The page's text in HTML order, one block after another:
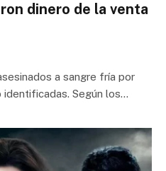
dinero de la venta
a sangre fría por
identificadas. Según los…